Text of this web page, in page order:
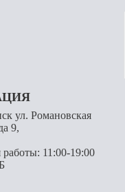
ул. Романовская
9,
11:00-19:00